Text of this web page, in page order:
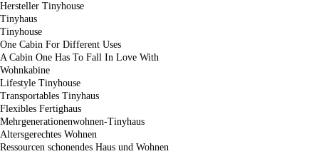
Hersteller Tinyhouse
Tinyhaus
Tinyhouse
One Cabin For Different Uses
A Cabin One Has To Fall In Love With
Wohnkabine
Lifestyle Tinyhouse
Transportables Tinyhaus
Flexibles Fertighaus
Mehrgenerationenwohnen-Tinyhaus
Altersgerechtes Wohnen
Ressourcen schonendes Haus und Wohnen